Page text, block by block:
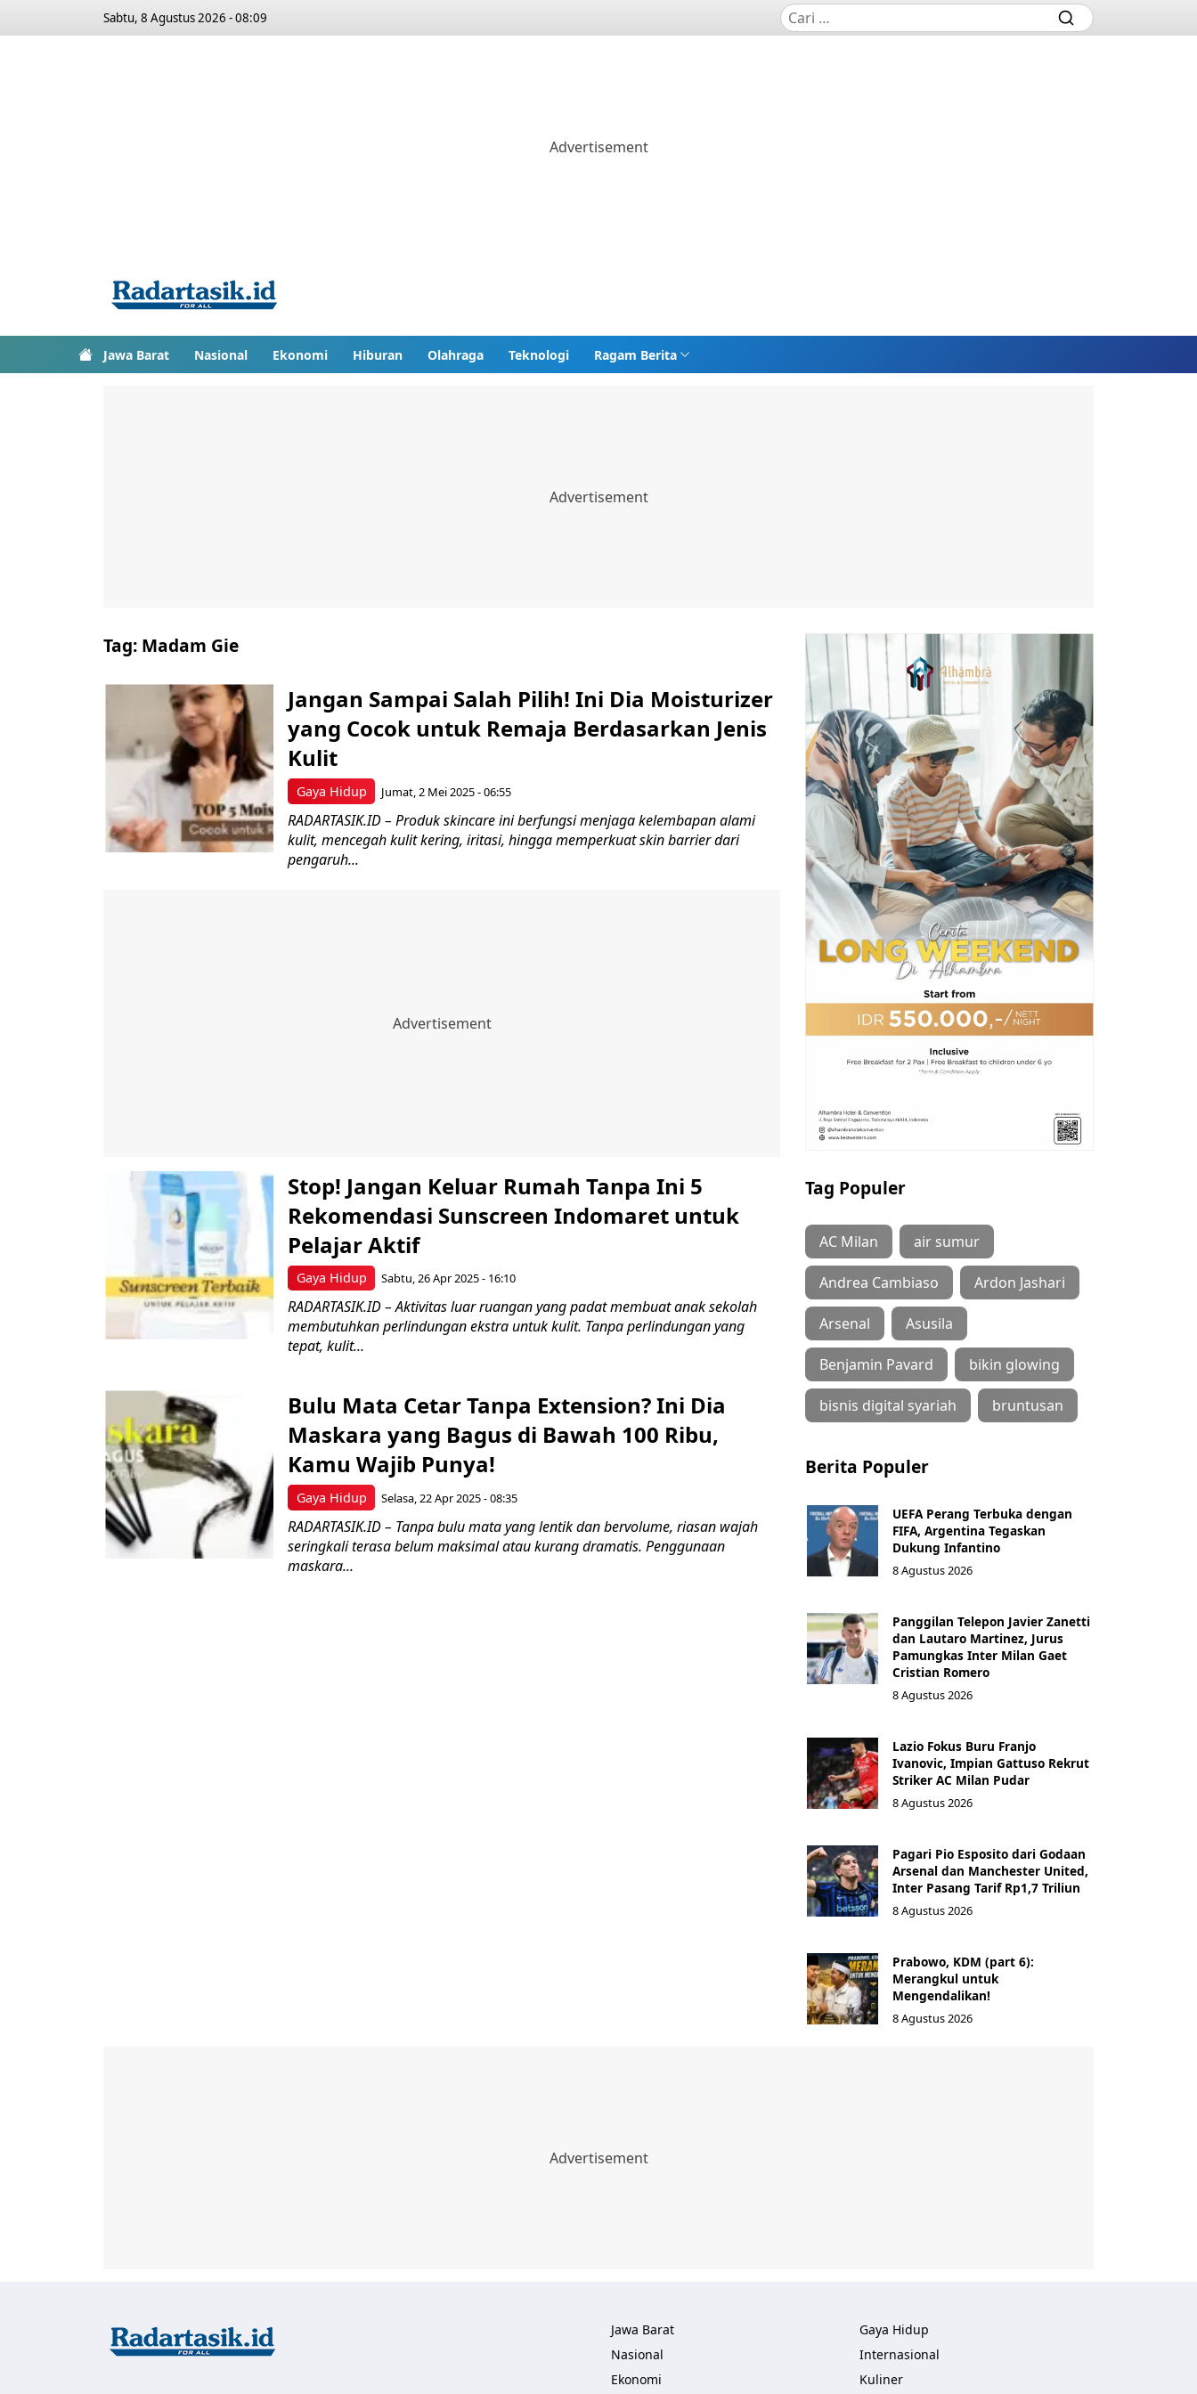
Sabtu, 8 Agustus 2026 - 08:09
Jawa Barat Nasional Ekonomi Hiburan Olahraga Teknologi Ragam Berita
Tag: Madam Gie
Gaya Hidup
Jangan Sampai Salah Pilih! Ini Dia Moisturizer
yang Cocok untuk Remaja Berdasarkan Jenis
Kulit
Jumat, 2 Mei 2025 - 06:55
RADARTASIK.ID – Produk skincare ini berfungsi menjaga kelembapan alami
kulit, mencegah kulit kering, iritasi, hingga memperkuat skin barrier dari
pengaruh...
Gaya Hidup
Stop! Jangan Keluar Rumah Tanpa Ini 5
Rekomendasi Sunscreen Indomaret untuk
Pelajar Aktif
Sabtu, 26 Apr 2025 - 16:10
RADARTASIK.ID – Aktivitas luar ruangan yang padat membuat anak sekolah
membutuhkan perlindungan ekstra untuk kulit. Tanpa perlindungan yang
tepat, kulit...
Gaya Hidup
Bulu Mata Cetar Tanpa Extension? Ini Dia
Maskara yang Bagus di Bawah 100 Ribu,
Kamu Wajib Punya!
Selasa, 22 Apr 2025 - 08:35
RADARTASIK.ID – Tanpa bulu mata yang lentik dan bervolume, riasan wajah
seringkali terasa belum maksimal atau kurang dramatis. Penggunaan
maskara...
Tag Populer
AC Milan air sumur
Andrea Cambiaso Ardon Jashari
Arsenal Asusila
Benjamin Pavard bikin glowing
bisnis digital syariah bruntusan
Berita Populer
UEFA Perang Terbuka dengan
FIFA, Argentina Tegaskan
Dukung Infantino
8 Agustus 2026
Panggilan Telepon Javier Zanetti
dan Lautaro Martinez, Jurus
Pamungkas Inter Milan Gaet
Cristian Romero
8 Agustus 2026
Lazio Fokus Buru Franjo
Ivanovic, Impian Gattuso Rekrut
Striker AC Milan Pudar
8 Agustus 2026
Pagari Pio Esposito dari Godaan
Arsenal dan Manchester United,
Inter Pasang Tarif Rp1,7 Triliun
8 Agustus 2026
Prabowo, KDM (part 6):
Merangkul untuk
Mengendalikan!
8 Agustus 2026
Jawa Barat
Nasional
Ekonomi
Gaya Hidup
Internasional
Kuliner